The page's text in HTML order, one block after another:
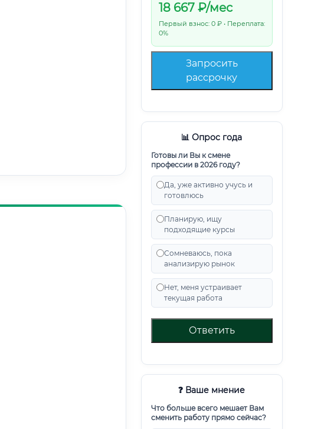
18 667₽/мес
Первый взнос: 0 ₽ • Переплата:
0%
Запросить
рассрочку
📊 Опрос года
Готовы ли Вы к смене
профессии в 2026 году?
Да, уже активно учусь и
готовлюсь
Планирую, ищу
подходящие курсы
Сомневаюсь, пока
анализирую рынок
Нет, меня устраивает
текущая работа
Ответить
❓ Ваше мнение
Что больше всего мешает Вам
сменить работу прямо сейчас?